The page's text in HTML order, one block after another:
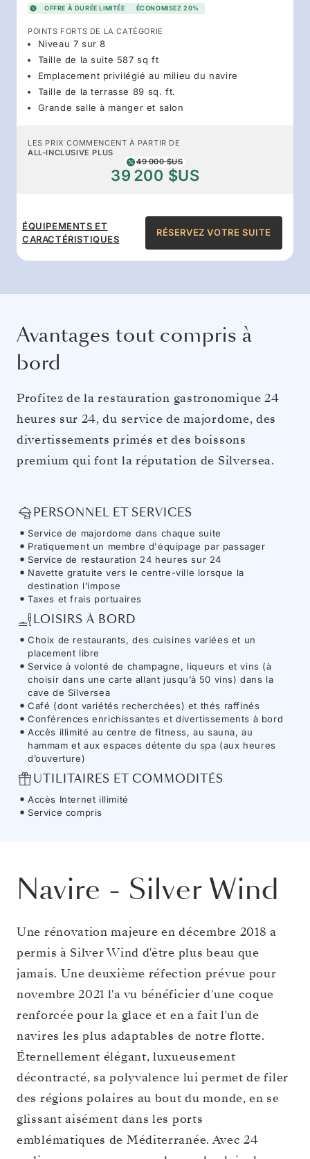
OFFRE À DURÉE LIMITÉE ÉCONOMISEZ 20%
POINTS FORTS DE LA CATÉGORIE
Niveau 7 sur 8
Taille de la suite 587 sq ft
Emplacement privilégié au milieu du navire
Taille de la terrasse 89 sq. ft.
Grande salle à manger et salon
LES PRIX COMMENCENT À PARTIR DE
ALL-INCLUSIVE PLUS
49 000 $US
39 200 $US
ÉQUIPEMENTS ET
CARACTÉRISTIQUES
RÉSERVEZ VOTRE SUITE
Avantages tout compris à
bord
Profitez de la restauration gastronomique 24
heures sur 24, du service de majordome, des
divertissements primés et des boissons
premium qui font la réputation de Silversea.
PERSONNEL ET SERVICES
Service de majordome dans chaque suite
Pratiquement un membre d'équipage par passager
Service de restauration 24 heures sur 24
Navette gratuite vers le centre-ville lorsque la
destination l’impose
Taxes et frais portuaires
LOISIRS À BORD
Choix de restaurants, des cuisines variées et un
placement libre
Service à volonté de champagne, liqueurs et vins (à
choisir dans une carte allant jusqu’à 50 vins) dans la
cave de Silversea
Café (dont variétés recherchées) et thés raffinés
Conférences enrichissantes et divertissements à bord
Accès illimité au centre de fitness, au sauna, au
hammam et aux espaces détente du spa (aux heures
d’ouverture)
UTILITAIRES ET COMMODITÉS
Accès Internet illimité
Service compris
Navire - Silver Wind
Une rénovation majeure en décembre 2018 a
permis à Silver Wind d'être plus beau que
jamais. Une deuxième réfection prévue pour
novembre 2021 l'a vu bénéficier d'une coque
renforcée pour la glace et en a fait l'un de
navires les plus adaptables de notre flotte.
Éternellement élégant, luxueusement
décontracté, sa polyvalence lui permet de filer
des régions polaires au bout du monde, en se
glissant aisément dans les ports
emblématiques de Méditerranée. Avec 24